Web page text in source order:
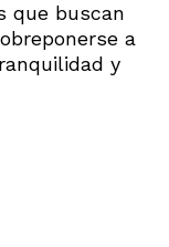
que buscan
a
y